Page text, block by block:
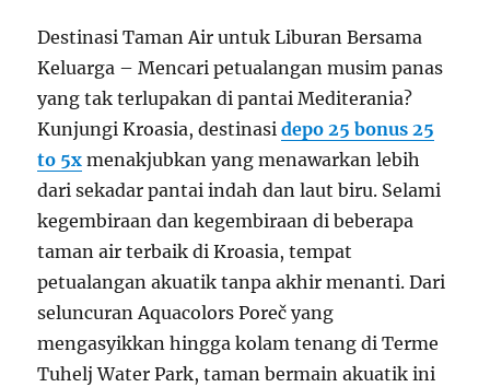
Destinasi Taman Air untuk Liburan Bersama
Keluarga – Mencari petualangan musim panas
yang tak terlupakan di pantai Mediterania?
Kunjungi Kroasia, destinasidepo 25 bonus 25
to 5x menakjubkan yang menawarkan lebih
dari sekadar pantai indah dan laut biru. Selami
kegembiraan dan kegembiraan di beberapa
taman air terbaik di Kroasia, tempat
petualangan akuatik tanpa akhir menanti. Dari
seluncuran Aquacolors Poreč yang
mengasyikkan hingga kolam tenang di Terme
Tuhelj Water Park, taman bermain akuatik ini